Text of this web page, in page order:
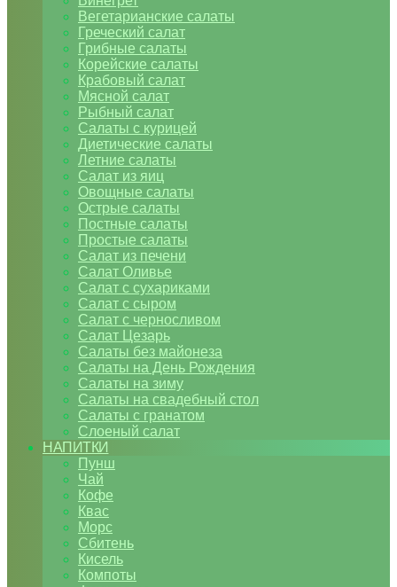
Вегетарианские салаты
Греческий салат
Грибные салаты
Корейские салаты
Крабовый салат
Мясной салат
Рыбный салат
Салаты с курицей
Диетические салаты
Летние салаты
Салат из яиц
Овощные салаты
Острые салаты
Постные салаты
Простые салаты
Салат из печени
Салат Оливье
Салат с сухариками
Салат с сыром
Салат с черносливом
Салат Цезарь
Салаты без майонеза
Салаты на День Рождения
Салаты на зиму
Салаты на свадебный стол
Салаты с гранатом
Слоеный салат
НАПИТКИ
Пунш
Чай
Кофе
Квас
Морс
Сбитень
Кисель
Компоты